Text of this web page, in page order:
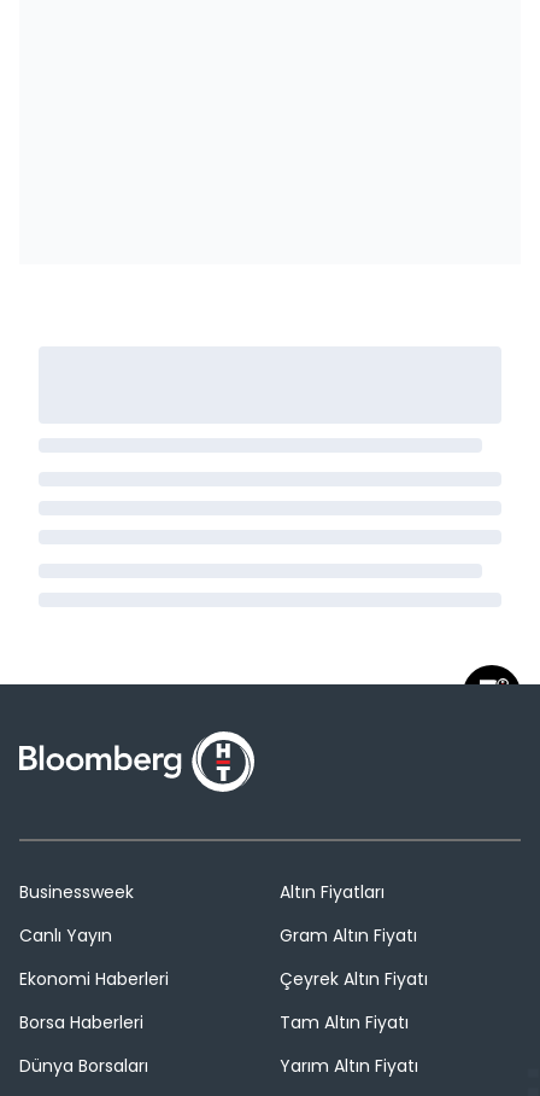
Businessweek
Canlı Yayın
Ekonomi Haberleri
Borsa Haberleri
Dünya Borsaları
Altın Fiyatları
Gram Altın Fiyatı
Çeyrek Altın Fiyatı
Tam Altın Fiyatı
Yarım Altın Fiyatı